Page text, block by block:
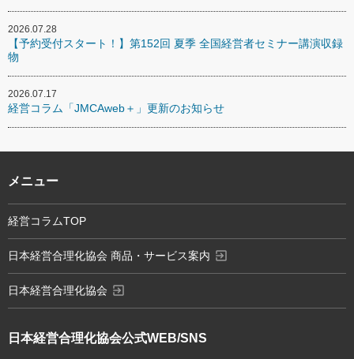
2026.07.28
【予約受付スタート！】第152回 夏季 全国経営者セミナー講演収録
物
2026.07.17
経営コラム「JMCAweb＋」更新のお知らせ
日本経営合理化協会公式WEB/SNS
メニュー
経営コラムTOP
日本経営合理化協会 商品・サービス案内 exit_to_app
日本経営合理化協会 exit_to_app